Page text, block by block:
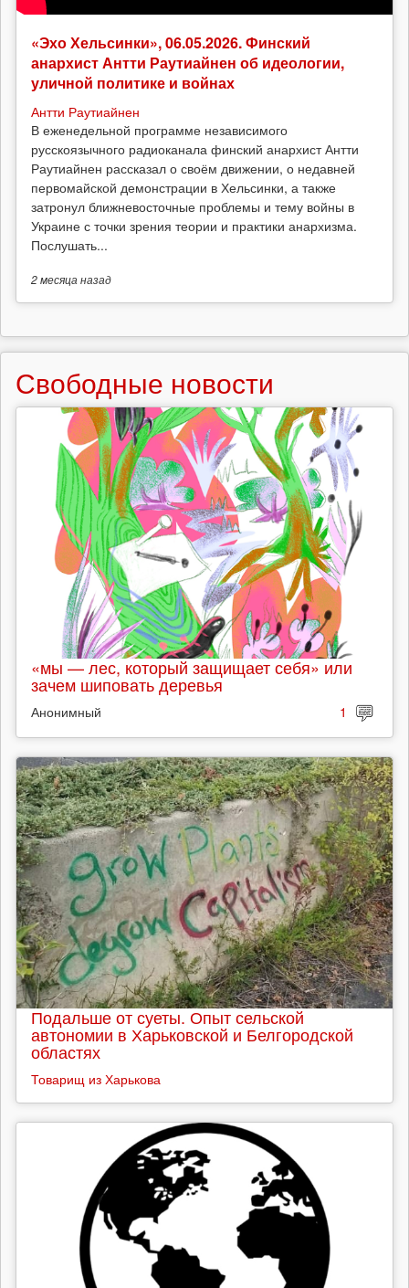
«Эхо Хельсинки», 06.05.2026. Финский
анархист Антти Раутиайнен об идеологии,
уличной политике и войнах
Антти Раутиайнен
В еженедельной программе независимого
русскоязычного радиоканала финский анархист Антти
Раутиайнен рассказал о своём движении, о недавней
первомайской демонстрации в Хельсинки, а также
затронул ближневосточные проблемы и тему войны в
Украине с точки зрения теории и практики анархизма.
Послушать...
2 месяцаназад
Свободные новости
«мы — лес, который защищает себя» или
зачем шиповать деревья
Анонимный 1
Подальше от суеты. Опыт сельской
автономии в Харьковской и Белгородской
областях
Товарищ из Харькова